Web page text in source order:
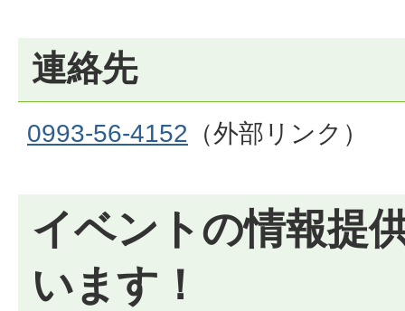
連絡先
0993-56-4152 （外部リンク）
イベントの情報提
います！